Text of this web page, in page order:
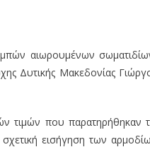
αιωρουμένων
Δυτικής Μακεδονίας
τιμών που παρατηρήθηκαν
εισήγηση των